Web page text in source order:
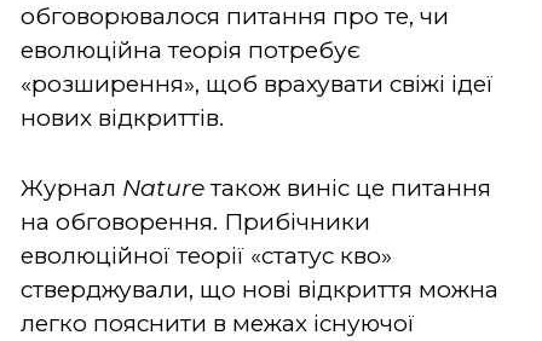
обговорювалося питання про те, чи
еволюційна теорія потребує
«розширення», щоб врахувати свіжі ідеї
нових відкриттів.
Журнал Nature також виніс це питання
на обговорення. Прибічники
еволюційної теорії «статус кво»
стверджували, що нові відкриття можна
легко пояснити в межах існуючої